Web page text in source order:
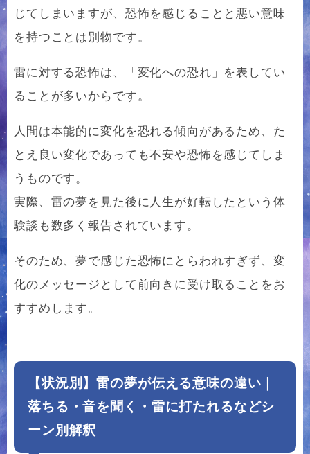
じてしまいますが、恐怖を感じることと悪い意味
を持つことは別物です。
雷に対する恐怖は、「変化への恐れ」を表してい
ることが多いからです。
人間は本能的に変化を恐れる傾向があるため、た
とえ良い変化であっても不安や恐怖を感じてしま
うものです。
実際、雷の夢を見た後に人生が好転したという体
験談も数多く報告されています。
そのため、夢で感じた恐怖にとらわれすぎず、変
化のメッセージとして前向きに受け取ることをお
すすめします。
【状況別】雷の夢が伝える意味の違い｜
落ちる・音を聞く・雷に打たれるなどシ
ーン別解釈